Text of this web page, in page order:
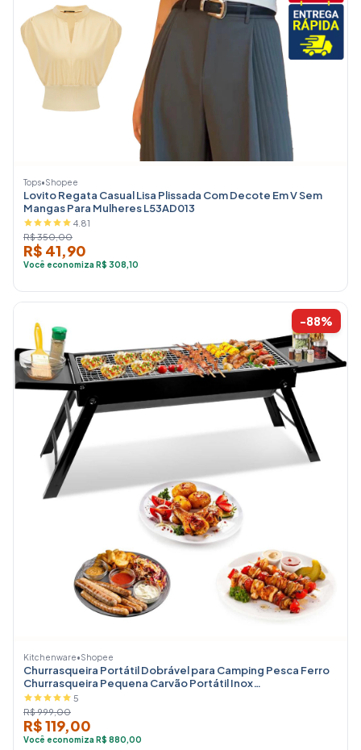
Tops•Shopee
Lovito Regata Casual Lisa Plissada Com Decote Em V Sem
Mangas Para Mulheres L53AD013
4.81
R$ 350,00
R$ 41,90
Você economiza R$ 308,10
-88%
Kitchenware•Shopee
Churrasqueira Portátil Dobrável para Camping Pesca Ferro
Churrasqueira Pequena Carvão Portátil Inox
Acampamentos Churras
5
R$ 999,00
R$ 119,00
Você economiza R$ 880,00